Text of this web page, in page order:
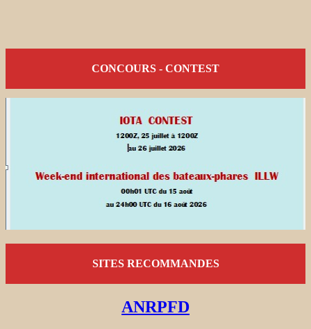
CONCOURS - CONTEST
SITES RECOMMANDES
ANRPFD